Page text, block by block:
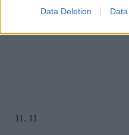
Data Deletion
11